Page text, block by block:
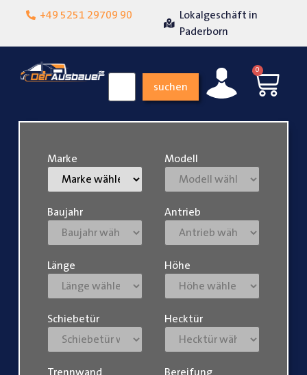
+49 5251 29709 90Lokalgeschäft in
suchen
0
Marke Modell
Baujahr Antrieb
Länge Höhe
Schiebetür Hecktür
Trennwand Bereifung